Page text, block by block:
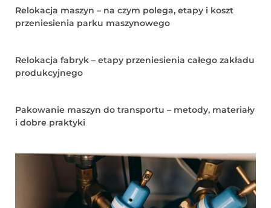
Relokacja maszyn – na czym polega, etapy i koszt
przeniesienia parku maszynowego
Relokacja fabryk – etapy przeniesienia całego zakładu
produkcyjnego
Pakowanie maszyn do transportu – metody, materiały
i dobre praktyki